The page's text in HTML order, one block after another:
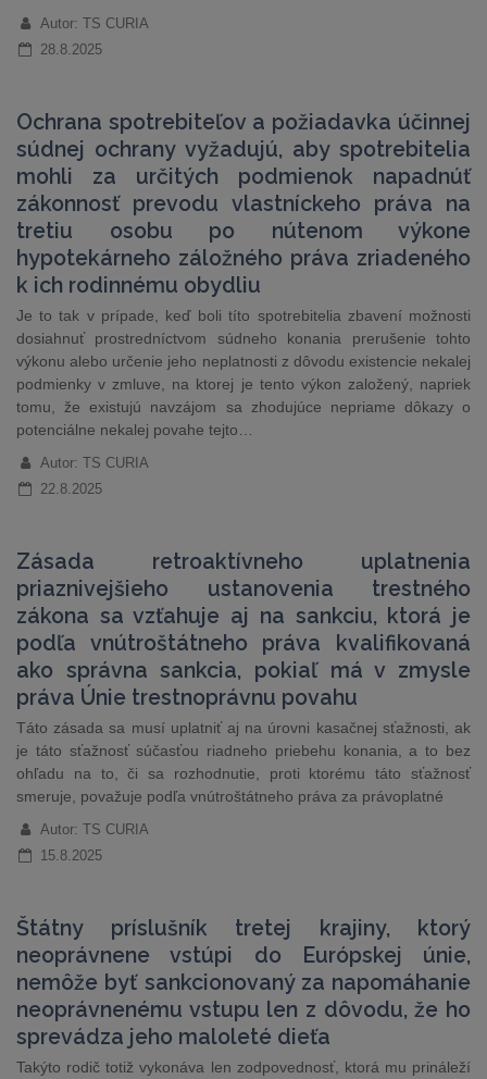
Autor: TS CURIA
28.8.2025
Ochrana spotrebiteľov a požiadavka účinnej
súdnej ochrany vyžadujú, aby spotrebitelia
mohli za určitých podmienok napadnúť
zákonnosť prevodu vlastníckeho práva na
tretiu osobu po nútenom výkone
hypotekárneho záložného práva zriadeného
k ich rodinnému obydliu
Je to tak v prípade, keď boli títo spotrebitelia zbavení možnosti
dosiahnuť prostredníctvom súdneho konania prerušenie tohto
výkonu alebo určenie jeho neplatnosti z dôvodu existencie nekalej
podmienky v zmluve, na ktorej je tento výkon založený, napriek
tomu, že existujú navzájom sa zhodujúce nepriame dôkazy o
potenciálne nekalej povahe tejto…
Autor: TS CURIA
22.8.2025
Zásada retroaktívneho uplatnenia
priaznivejšieho ustanovenia trestného
zákona sa vzťahuje aj na sankciu, ktorá je
podľa vnútroštátneho práva kvalifikovaná
ako správna sankcia, pokiaľ má v zmysle
práva Únie trestnoprávnu povahu
Táto zásada sa musí uplatniť aj na úrovni kasačnej sťažnosti, ak
je táto sťažnosť súčasťou riadneho priebehu konania, a to bez
ohľadu na to, či sa rozhodnutie, proti ktorému táto sťažnosť
smeruje, považuje podľa vnútroštátneho práva za právoplatné
Autor: TS CURIA
15.8.2025
Štátny príslušník tretej krajiny, ktorý
neoprávnene vstúpi do Európskej únie,
nemôže byť sankcionovaný za napomáhanie
neoprávnenému vstupu len z dôvodu, že ho
sprevádza jeho maloleté dieťa
Takýto rodič totiž vykonáva len zodpovednosť, ktorá mu prináleží